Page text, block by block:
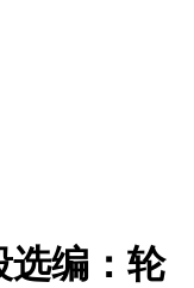
选编：轮